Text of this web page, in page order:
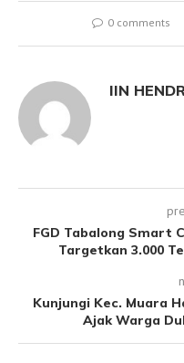
0 comments
IIN
FGD Tabalong Smart
Targetkan 3.000
Kunjungi Kec. Muara
Ajak Warga